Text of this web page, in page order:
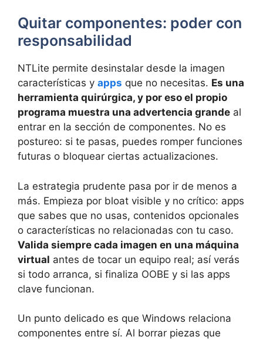
Quitar componentes: poder con
responsabilidad
NTLite permite desinstalar desde la imagen
características y apps que no necesitas. Es una
herramienta quirúrgica, y por eso el propio
programa muestra una advertencia grande al
entrar en la sección de componentes. No es
postureo: si te pasas, puedes romper funciones
futuras o bloquear ciertas actualizaciones.
La estrategia prudente pasa por ir de menos a
más. Empieza por bloat visible y no crítico: apps
que sabes que no usas, contenidos opcionales
o características no relacionadas con tu caso.
Valida siempre cada imagen en una máquina
virtual antes de tocar un equipo real; así verás
si todo arranca, si finaliza OOBE y si las apps
clave funcionan.
Un punto delicado es que Windows relaciona
componentes entre sí. Al borrar piezas que